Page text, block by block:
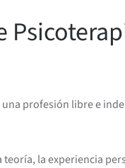
profesión libre e
la experiencia